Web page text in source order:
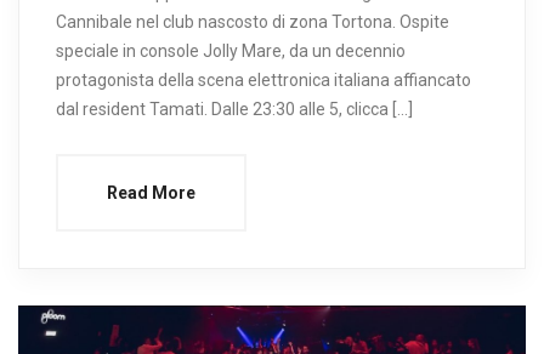
Cannibale nel club nascosto di zona Tortona. Ospite
speciale in console Jolly Mare, da un decennio
protagonista della scena elettronica italiana affiancato
dal resident Tamati. Dalle 23:30 alle 5, clicca […]
Read More